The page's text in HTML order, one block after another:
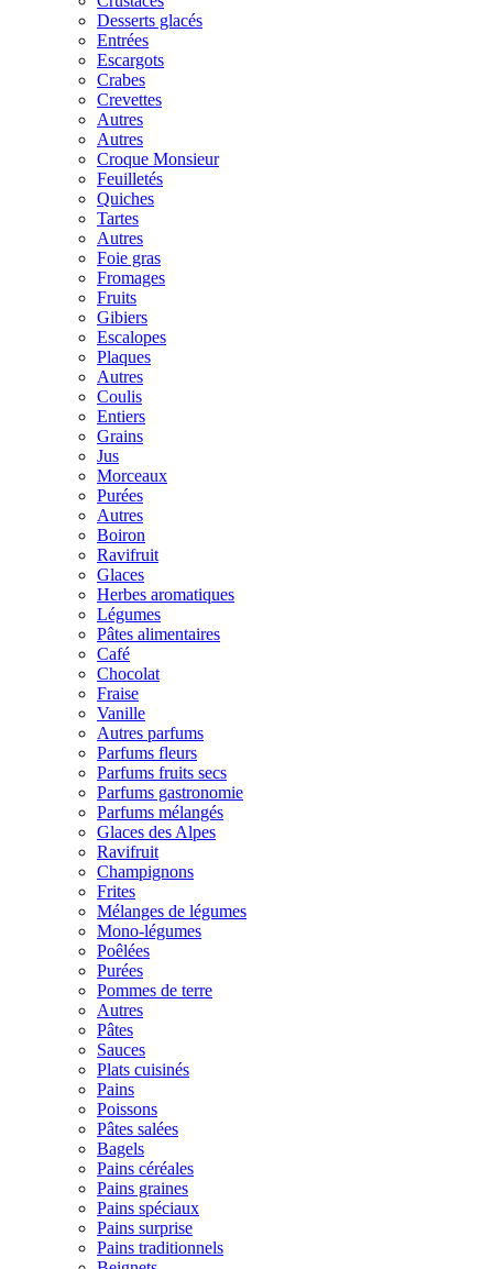
Desserts glacés
Entrées
Escargots
Crabes
Crevettes
Autres
Autres
Croque Monsieur
Feuilletés
Quiches
Tartes
Autres
Foie gras
Fromages
Fruits
Gibiers
Escalopes
Plaques
Autres
Coulis
Entiers
Grains
Jus
Morceaux
Purées
Autres
Boiron
Ravifruit
Glaces
Herbes aromatiques
Légumes
Pâtes alimentaires
Café
Chocolat
Fraise
Vanille
Autres parfums
Parfums fleurs
Parfums fruits secs
Parfums gastronomie
Parfums mélangés
Glaces des Alpes
Ravifruit
Champignons
Frites
Mélanges de légumes
Mono-légumes
Poêlées
Purées
Pommes de terre
Autres
Pâtes
Sauces
Plats cuisinés
Pains
Poissons
Pâtes salées
Bagels
Pains céréales
Pains graines
Pains spéciaux
Pains surprise
Pains traditionnels